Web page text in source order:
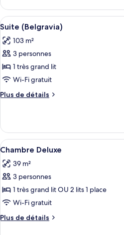
Park)
le
type
de
chambre
Suite
(Hyde
Afficher
toutes
les
photos
pour
ce
type
de
Suite
(Belgravia)
16
Suite (Belgravia)
103 m²
3 personnes
1 très grand lit
Wi-Fi gratuit
Plus de détails
Plus
le
type
de
Suite
(Belgravia)
Afficher
toutes
les
photos
pour
ce
type
de
10
Chambre Deluxe
39 m²
3 personnes
1 très grand lit OU 2 lits 1 place
Wi-Fi gratuit
Plus de détails
Plus